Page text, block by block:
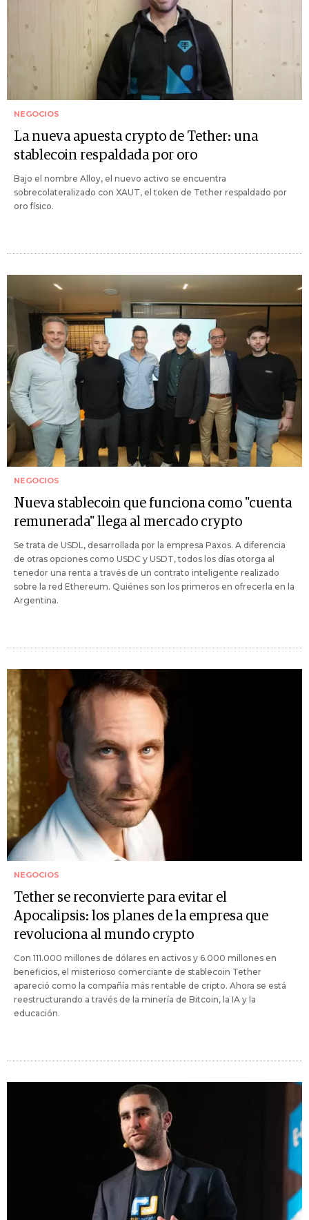
NEGOCIOS
La nueva apuesta crypto de Tether: una
stablecoin respaldada por oro
Bajo el nombre Alloy, el nuevo activo se encuentra
sobrecolateralizado con XAUT, el token de Tether respaldado por
oro físico.
NEGOCIOS
Nueva stablecoin que funciona como "cuenta
remunerada" llega al mercado crypto
Se trata de USDL, desarrollada por la empresa Paxos. A diferencia
de otras opciones como USDC y USDT, todos los días otorga al
tenedor una renta a través de un contrato inteligente realizado
sobre la red Ethereum. Quiénes son los primeros en ofrecerla en la
Argentina.
NEGOCIOS
Tether se reconvierte para evitar el
Apocalipsis: los planes de la empresa que
revoluciona al mundo crypto
Con 111.000 millones de dólares en activos y 6.000 millones en
beneficios, el misterioso comerciante de stablecoin Tether
apareció como la compañía más rentable de cripto. Ahora se está
reestructurando a través de la minería de Bitcoin, la IA y la
educación.